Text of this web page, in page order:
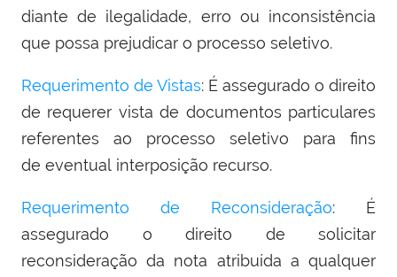
diante de ilegalidade, erro ou inconsistência
que possa prejudicar o processo seletivo.
Requerimento de Vistas: É assegurado o direito
de requerer vista de documentos particulares
referentes ao processo seletivo para fins
de eventual interposição recurso.
Requerimento de Reconsideração: É
assegurado o direito de solicitar
reconsideração da nota atribuída a qualquer